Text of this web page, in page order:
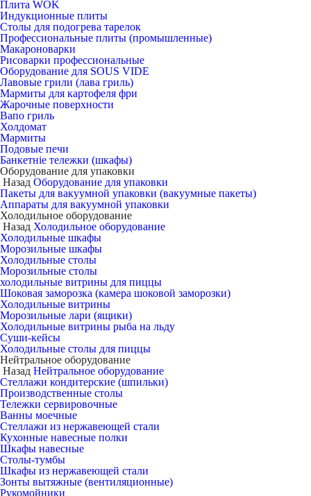
Плита WOK
Индукционные плиты
Столы для подогрева тарелок
Профессиональные плиты (промышленные)
Макароноварки
Рисоварки профессиональные
Оборудование для SOUS VIDE
Лавовые грили (лава гриль)
Мармиты для картофеля фри
Жарочные поверхности
Вапо гриль
Холдомат
Мармиты
Подовые печи
Банкетніе тележки (шкафы)
Оборудование для упаковки
Назад Оборудование для упаковки
Пакеты для вакуумной упаковки (вакуумные пакеты)
Аппараты для вакуумной упаковки
Холодильное оборудование
Назад Холодильное оборудование
Холодильные шкафы
Морозильные шкафы
Холодильные столы
Морозильные столы
холодильные витрины для пиццы
Шоковая заморозка (камера шоковой заморозки)
Холодильные витрины
Морозильные лари (ящики)
Холодильные витрины рыба на льду
Суши-кейсы
Холодильные столы для пиццы
Нейтральное оборудование
Назад Нейтральное оборудование
Стеллажи кондитерские (шпильки)
Производственные столы
Тележки сервировочные
Ванны моечные
Стеллажи из нержавеющей стали
Кухонные навесные полки
Шкафы навесные
Столы-тумбы
Шкафы из нержавеющей стали
Зонты вытяжные (вентиляционные)
Рукомойники